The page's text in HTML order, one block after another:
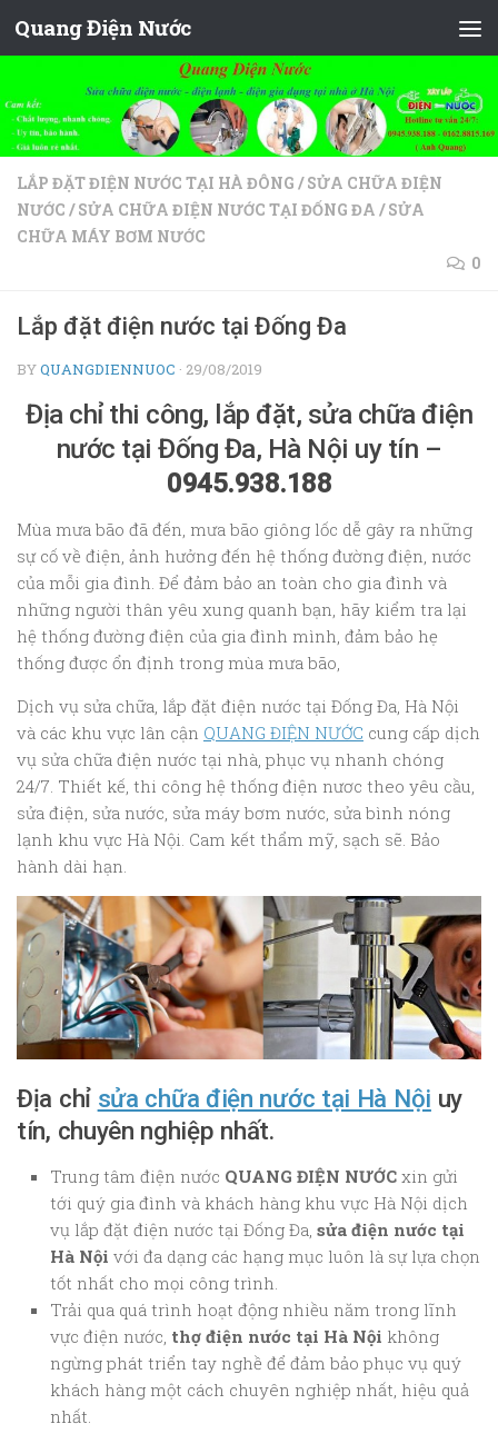
Skip to content
Quang Điện Nước
LẮP ĐẶT ĐIỆN NƯỚC TẠI HÀ ĐÔNG / SỬA CHỮA ĐIỆN
NƯỚC / SỬA CHỮA ĐIỆN NƯỚC TẠI ĐỐNG ĐA / SỬA
CHỮA MÁY BƠM NƯỚC
0
Lắp đặt điện nước tại Đống Đa
BYQUANGDIENNUOC · 29/08/2019
Địa chỉ thi công, lắp đặt, sửa chữa điện
nước tại Đống Đa, Hà Nội uy tín –
0945.938.188
Mùa mưa bão đã đến, mưa bão giông lốc dễ gây ra những
sự cố về điện, ảnh hưởng đến hệ thống đường điện, nước
của mỗi gia đình. Để đảm bảo an toàn cho gia đình và
những người thân yêu xung quanh bạn, hãy kiểm tra lại
hệ thống đường điện của gia đình mình, đảm bảo hẹ
thống được ổn định trong mùa mưa bão,
Dịch vụ sửa chữa, lắp đặt điện nước tại Đống Đa, Hà Nội
và các khu vực lân cận QUANG ĐIỆN NƯỚC cung cấp dịch
vụ sửa chữa điện nước tại nhà, phục vụ nhanh chóng
24/7. Thiết kế, thi công hệ thống điện nươc theo yêu cầu,
sửa điện, sửa nước, sửa máy bơm nước, sửa bình nóng
lạnh khu vực Hà Nội. Cam kết thẩm mỹ, sạch sẽ. Bảo
hành dài hạn.
Địa chỉ sửa chữa điện nước tại Hà Nội uy
tín, chuyên nghiệp nhất.
Trung tâm điện nước QUANG ĐIỆN NƯỚC xin gửi
tới quý gia đình và khách hàng khu vực Hà Nội dịch
vụ lắp đặt điện nước tại Đống Đa, sửa điện nước tại
Hà Nội với đa dạng các hạng mục luôn là sự lựa chọn
tốt nhất cho mọi công trình.
Trải qua quá trình hoạt động nhiều năm trong lĩnh
vực điện nước, thợ điện nước tại Hà Nội không
ngừng phát triển tay nghề để đảm bảo phục vụ quý
khách hàng một cách chuyên nghiệp nhất, hiệu quả
nhất.